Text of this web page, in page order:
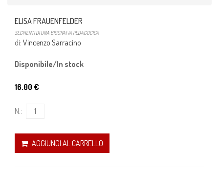
ELISA FRAUENFELDER
SEGMENTI DI UNA BIOGRAFIA PEDAGOGICA
di: Vincenzo Sarracino
Disponibile/In stock
16.00 €
N.:
AGGIUNGI AL CARRELLO